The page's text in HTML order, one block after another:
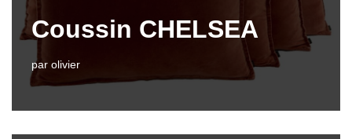
Coussin CHELSEA
par olivier